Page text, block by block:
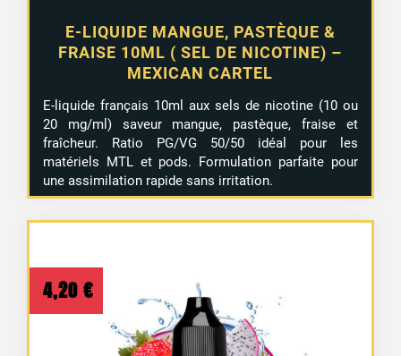
E-LIQUIDE MANGUE, PASTÈQUE &
FRAISE 10ML ( SEL DE NICOTINE) –
MEXICAN CARTEL
E-liquide français 10ml aux sels de nicotine (10 ou
20 mg/ml) saveur mangue, pastèque, fraise et
fraîcheur. Ratio PG/VG 50/50 idéal pour les
matériels MTL et pods. Formulation parfaite pour
une assimilation rapide sans irritation.
4,20 €